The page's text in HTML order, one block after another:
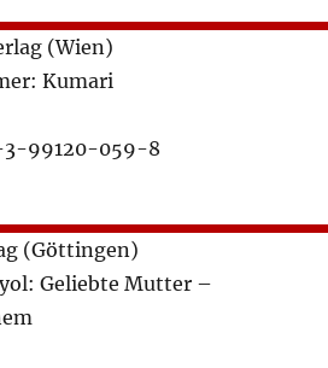
(Wien)
Kumari
3-99120-059-8
(Göttingen)
Geliebte Mutter –